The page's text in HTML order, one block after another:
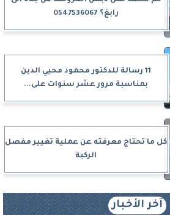
رابغ؟ 0547536067
11 رسالة للدكتور محمود محيي الدين
بمناسبة مرور عشر سنوات على...
كل ما تحتاج معرفته عن عملية تغيير مفصل
الركبة
آخر الأخبار